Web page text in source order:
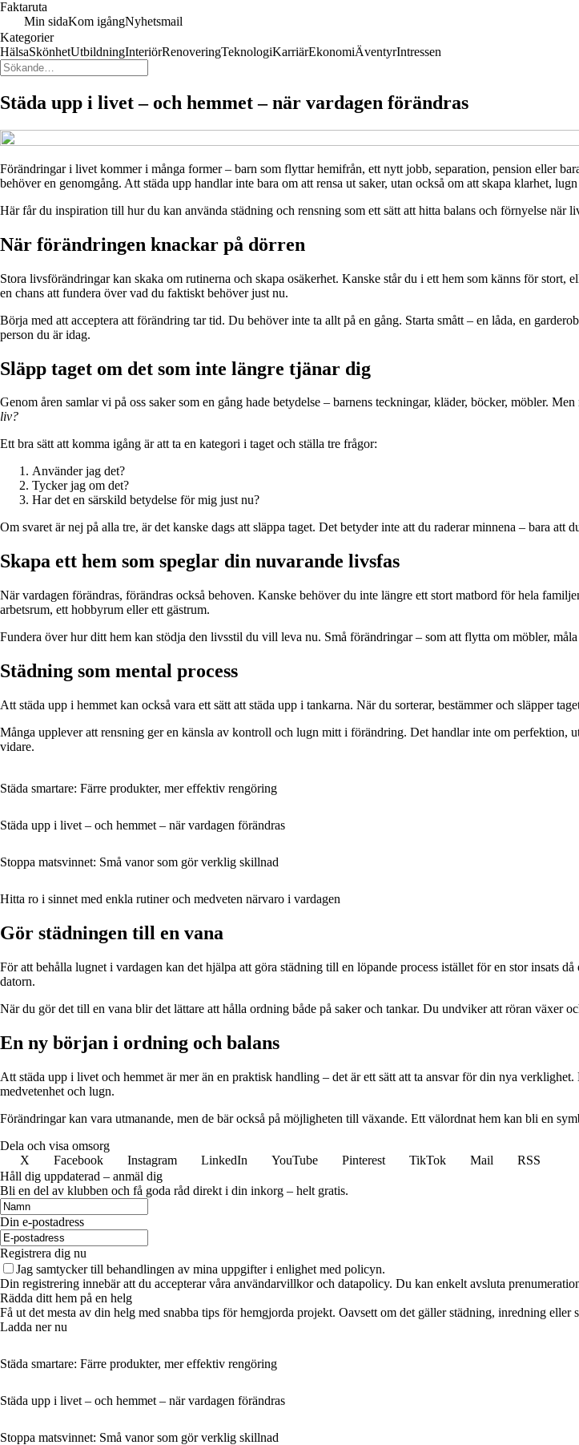
Faktaruta
Min sidaKom igångNyhetsmail
Kategorier
HälsaSkönhetUtbildningInteriörRenoveringTeknologiKarriärEkonomiÄventyrIntressen
Städa upp i livet – och hemmet – när vardagen förändras
Förändringar i livet kommer i många former – barn som flyttar hemifrån, ett nytt jobb, separation, pension eller
behöver en genomgång. Att städa upp handlar inte bara om att rensa ut saker, utan också om att skapa klarhet,
Här får du inspiration till hur du kan använda städning och rensning som ett sätt att hitta balans och förnyelse när
När förändringen knackar på dörren
Stora livsförändringar kan skaka om rutinerna och skapa osäkerhet. Kanske står du i ett hem som känns för
en chans att fundera över vad du faktiskt behöver just nu.
Börja med att acceptera att förändring tar tid. Du behöver inte ta allt på en gång. Starta smått – en låda, en
person du är idag.
Släpp taget om det som inte längre tjänar dig
Genom åren samlar vi på oss saker som en gång hade betydelse – barnens teckningar, kläder, böcker, möbler.
liv?
Ett bra sätt att komma igång är att ta en kategori i taget och ställa tre frågor:
Använder jag det?
Tycker jag om det?
Har det en särskild betydelse för mig just nu?
Om svaret är nej på alla tre, är det kanske dags att släppa taget. Det betyder inte att du raderar minnena – bara att
Skapa ett hem som speglar din nuvarande livsfas
När vardagen förändras, förändras också behoven. Kanske behöver du inte längre ett stort matbord för hela
arbetsrum, ett hobbyrum eller ett gästrum.
Fundera över hur ditt hem kan stödja den livsstil du vill leva nu. Små förändringar – som att flytta om möbler,
Städning som mental process
Att städa upp i hemmet kan också vara ett sätt att städa upp i tankarna. När du sorterar, bestämmer och släpper
Många upplever att rensning ger en känsla av kontroll och lugn mitt i förändring. Det handlar inte om perfektion,
vidare.
Städa smartare: Färre produkter, mer effektiv rengöring
Städa upp i livet – och hemmet – när vardagen förändras
Stoppa matsvinnet: Små vanor som gör verklig skillnad
Hitta ro i sinnet med enkla rutiner och medveten närvaro i vardagen
Gör städningen till en vana
För att behålla lugnet i vardagen kan det hjälpa att göra städning till en löpande process istället för en stor insats
datorn.
När du gör det till en vana blir det lättare att hålla ordning både på saker och tankar. Du undviker att röran växer
En ny början i ordning och balans
Att städa upp i livet och hemmet är mer än en praktisk handling – det är ett sätt att ta ansvar för din nya
medvetenhet och lugn.
Förändringar kan vara utmanande, men de bär också på möjligheten till växande. Ett välordnat hem kan bli en
Dela och visa omsorg
X
Facebook Instagram LinkedIn YouTube Pinterest TikTok Mail
RSS
Håll dig uppdaterad – anmäl dig
Bli en del av klubben och få goda råd direkt i din inkorg – helt gratis.
Din e-postadress
Registrera dig nu
Jag samtycker till behandlingen av mina uppgifter i enlighet med policyn.
Din registrering innebär att du accepterar våra användarvillkor och datapolicy. Du kan enkelt avsluta
Rädda ditt hem på en helg
Få ut det mesta av din helg med snabba tips för hemgjorda projekt. Oavsett om det gäller städning, inredning eller
Ladda ner nu
Städa smartare: Färre produkter, mer effektiv rengöring
Städa upp i livet – och hemmet – när vardagen förändras
Stoppa matsvinnet: Små vanor som gör verklig skillnad